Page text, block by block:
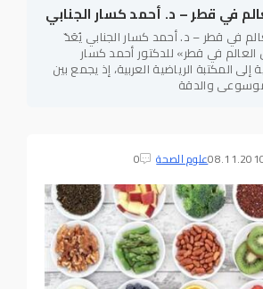
في قطر – د. أحمد كسار الجنابي
في قطر – د. أحمد كسار الجنابي يُعَدّ
في قطر» للدكتور أحمد كسار
إلى المكتبة الرياضية العربية، إذ يجمع بين
والدقة
علوم الصحة 0